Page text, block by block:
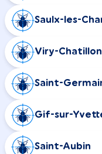
Saulx-les-
Viry-Chatillon
Saint-
Gif-sur-
Saint-Aubin